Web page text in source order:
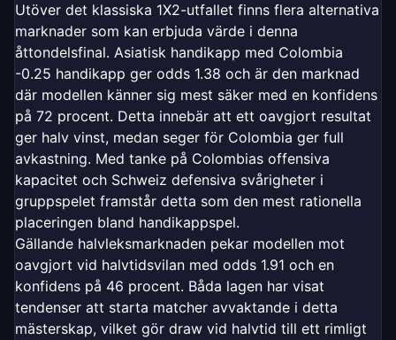
Utöver det klassiska 1X2-utfallet finns flera alternativa
marknader som kan erbjuda värde i denna
åttondelsfinal. Asiatisk handikapp med Colombia
-0.25 handikapp ger odds 1.38 och är den marknad
där modellen känner sig mest säker med en konfidens
på 72 procent. Detta innebär att ett oavgjort resultat
ger halv vinst, medan seger för Colombia ger full
avkastning. Med tanke på Colombias offensiva
kapacitet och Schweiz defensiva svårigheter i
gruppspelet framstår detta som den mest rationella
placeringen bland handikappspel.
Gällande halvleksmarknaden pekar modellen mot
oavgjort vid halvtidsvilan med odds 1.91 och en
konfidens på 46 procent. Båda lagen har visat
tendenser att starta matcher avvaktande i detta
mästerskap, vilket gör draw vid halvtid till ett rimligt